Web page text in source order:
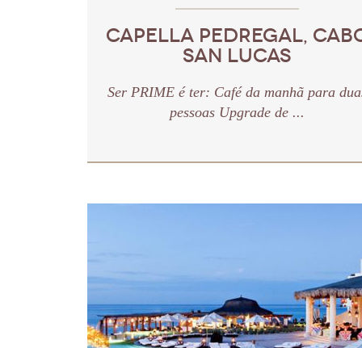
CAPELLA PEDREGAL,
SAN LUCAS
Ser PRIME é ter: Café da manhã para
pessoas Upgrade de ...